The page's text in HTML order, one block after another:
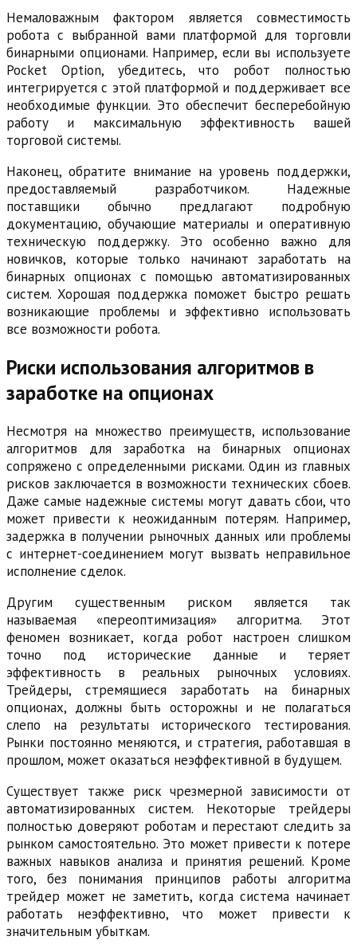
Немаловажным фактором является совместимость
робота с выбранной вами платформой для торговли
бинарными опционами. Например, если вы используете
Pocket Option, убедитесь, что робот полностью
интегрируется с этой платформой и поддерживает все
необходимые функции. Это обеспечит бесперебойную
работу и максимальную эффективность вашей
торговой системы.
Наконец, обратите внимание на уровень поддержки,
предоставляемый разработчиком. Надежные
поставщики обычно предлагают подробную
документацию, обучающие материалы и оперативную
техническую поддержку. Это особенно важно для
новичков, которые только начинают заработать на
бинарных опционах с помощью автоматизированных
систем. Хорошая поддержка поможет быстро решать
возникающие проблемы и эффективно использовать
все возможности робота.
Риски использования алгоритмов в
заработке на опционах
Несмотря на множество преимуществ, использование
алгоритмов для заработка на бинарных опционах
сопряжено с определенными рисками. Один из главных
рисков заключается в возможности технических сбоев.
Даже самые надежные системы могут давать сбои, что
может привести к неожиданным потерям. Например,
задержка в получении рыночных данных или проблемы
с интернет-соединением могут вызвать неправильное
исполнение сделок.
Другим существенным риском является так
называемая «переоптимизация» алгоритма. Этот
феномен возникает, когда робот настроен слишком
точно под исторические данные и теряет
эффективность в реальных рыночных условиях.
Трейдеры, стремящиеся заработать на бинарных
опционах, должны быть осторожны и не полагаться
слепо на результаты исторического тестирования.
Рынки постоянно меняются, и стратегия, работавшая в
прошлом, может оказаться неэффективной в будущем.
Существует также риск чрезмерной зависимости от
автоматизированных систем. Некоторые трейдеры
полностью доверяют роботам и перестают следить за
рынком самостоятельно. Это может привести к потере
важных навыков анализа и принятия решений. Кроме
того, без понимания принципов работы алгоритма
трейдер может не заметить, когда система начинает
работать неэффективно, что может привести к
значительным убыткам.